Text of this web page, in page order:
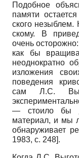
Подобное
памяти
ского
скому. В
очень
как бы
неоднократно
изложения
поведения
сам Л.С.
— стоило бы
материал, и мы
обнаруживает
1983, с. 248].